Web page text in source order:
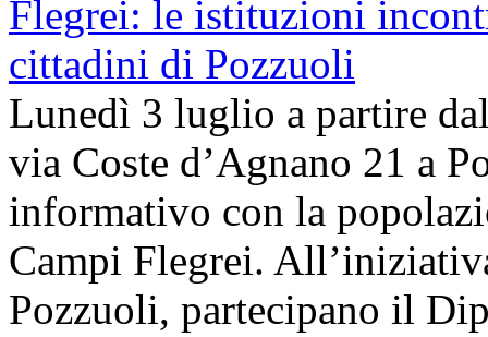
Lunedì 3 luglio a partire
via Coste d’Agnano 21 a
informativo con la
Campi Flegrei.
Pozzuoli, partecipano il